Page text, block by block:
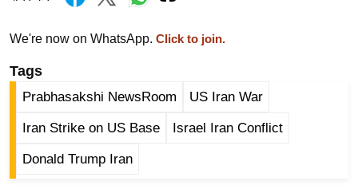
फै
न
घ
रे
नु
We're now on WhatsApp. Click to join.
Tags
Prabhasakshi NewsRoom US Iran War
Iran Strike on US Base Israel Iran Conflict
Donald Trump Iran